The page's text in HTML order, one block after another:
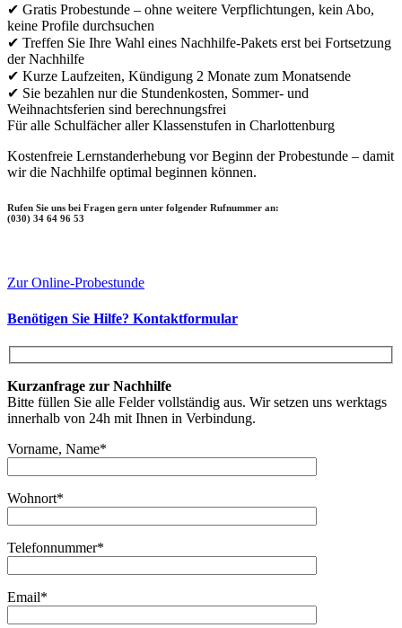
✔ Gratis Probestunde – ohne weitere Verpflichtungen, kein Abo,
keine Profile durchsuchen
✔ Treffen Sie Ihre Wahl eines Nachhilfe-Pakets erst bei Fortsetzung
der Nachhilfe
✔ Kurze Laufzeiten, Kündigung 2 Monate zum Monatsende
✔ Sie bezahlen nur die Stundenkosten, Sommer- und
Weihnachtsferien sind berechnungsfrei
Für alle Schulfächer aller Klassenstufen in Charlottenburg
Kostenfreie Lernstanderhebung vor Beginn der Probestunde – damit
wir die Nachhilfe optimal beginnen können.
Rufen Sie uns bei Fragen gern unter folgender Rufnummer an:
(030) 34 64 96 53
Zur Online-Probestunde
Benötigen Sie Hilfe? Kontaktformular
Kurzanfrage zur Nachhilfe
Bitte füllen Sie alle Felder vollständig aus. Wir setzen uns werktags
innerhalb von 24h mit Ihnen in Verbindung.
Vorname, Name*
Wohnort*
Telefonnummer*
Email*